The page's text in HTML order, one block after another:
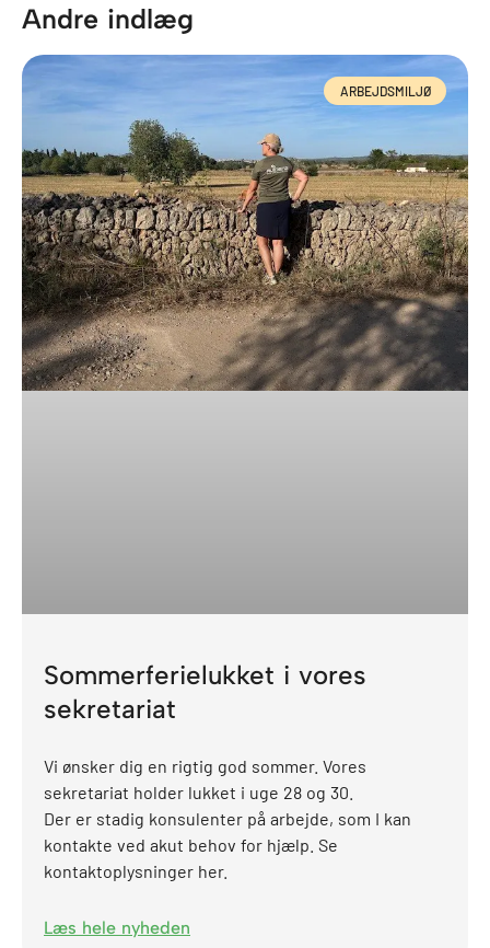
Andre indlæg
ARBEJDSMILJØ
Sommerferielukket i vores
sekretariat
Vi ønsker dig en rigtig god sommer. Vores
sekretariat holder lukket i uge 28 og 30.
Der er stadig konsulenter på arbejde, som I kan
kontakte ved akut behov for hjælp. Se
kontaktoplysninger her.
Læs hele nyheden